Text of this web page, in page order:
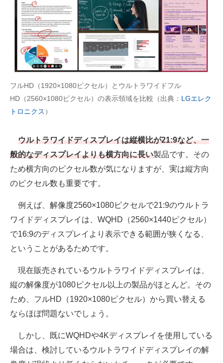
フルHD（1920×1080ピクセル）とウルトラワイドフル
HD（2560×1080ピクセル）の表示領域を比較（出典： LGエレク
トロニクス ）
ウルトラワイドディスプレイは縦横比が21:9など、一
般的なディスプレイよりも横方向に長い製品です。その
ため横方向のピクセル数が気になりますが、実は縦方向
のピクセル数も重要です。
例えば、解像度2560×1080ピクセルで21:9のウルトラ
ワイドディスプレイは、WQHD（2560×1440ピクセル）
で16:9のディスプレイより表示できる範囲が狭くなる、
ということがあるためです。
現在販売されているウルトラワイドディスプレイは、
縦の解像度が1080ピクセル以上の製品がほとんど。その
ため、フルHD（1920×1080ピクセル）から買い替える
ならほぼ問題ないでしょう。
しかし、既にWQHDや4Kディスプレイを使用している
場合は、検討しているウルトラワイドディスプレイの解